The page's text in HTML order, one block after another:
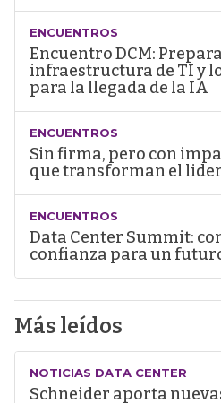
ENCUENTROS
Encuentro DCM:
infraestructura de TI y
para la llegada de la IA
ENCUENTROS
Sin firma, pero con
que transforman el
ENCUENTROS
Data Center Summit:
confianza para un
Más leídos
NOTICIAS DATA CENTER
Schneider aporta